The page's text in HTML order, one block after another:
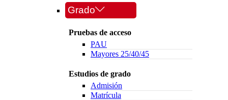
Grado
Pruebas de acceso
PAU
Mayores 25/40/45
Estudios de grado
Admisión
Matrícula